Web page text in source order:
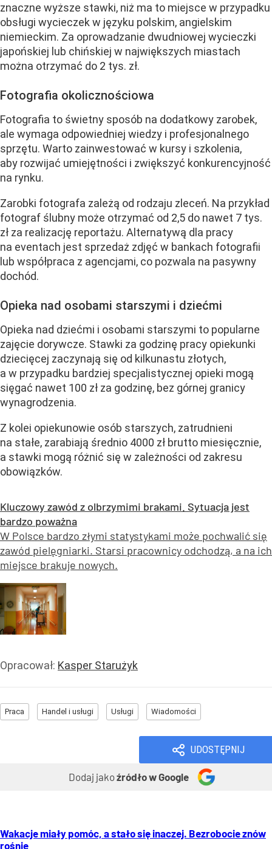
znaczne wyższe stawki, niż ma to miejsce w przypadku
obsługi wycieczek w języku polskim, angielskim
niemieckim. Za oprowadzanie dwudniowej wycieczki
japońskiej lub chińskiej w największych miastach
można otrzymać do 2 tys. zł.
Fotografia okolicznościowa
Fotografia to świetny sposób na dodatkowy zarobek,
ale wymaga odpowiedniej wiedzy i profesjonalnego
sprzętu. Warto zainwestować w kursy i szkolenia,
aby rozwijać umiejętności i zwiększyć konkurencyjność
na rynku.
Zarobki fotografa zależą od rodzaju zleceń. Na przykład
fotograf ślubny może otrzymać od 2,5 do nawet 7 tys.
zł za realizację reportażu. Alternatywą dla pracy
na eventach jest sprzedaż zdjęć w bankach fotografii
lub współpraca z agencjami, co pozwala na pasywny
dochód.
Opieka nad osobami starszymi i dziećmi
Opieka nad dziećmi i osobami starszymi to popularne
zajęcie dorywcze. Stawki za godzinę pracy opiekunki
dziecięcej zaczynają się od kilkunastu złotych,
a w przypadku bardziej specjalistycznej opieki mogą
sięgać nawet 100 zł za godzinę, bez górnej granicy
wynagrodzenia.
Z kolei opiekunowie osób starszych, zatrudnieni
na stałe, zarabiają średnio 4000 zł brutto miesięcznie,
a stawki mogą różnić się w zależności od zakresu
obowiązków.
Kluczowy zawód z olbrzymimi brakami. Sytuacja jest
bardzo poważna
W Polsce bardzo złymi statystykami może pochwalić się
zawód pielęgniarki. Starsi pracownicy odchodzą, a na ich
miejsce brakuje nowych.
Opracował: Kasper Starużyk
Praca Handel i usługi Usługi Wiadomości
UDOSTĘPNIJ
Dodaj jakoźródło w Google
Wakacje miały pomóc, a stało się inaczej. Bezrobocie znów
rośnie